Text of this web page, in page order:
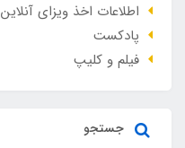
اطلاعات اخذ ویزای آنلاین
پادکست
فیلم و کلیپ
جستجو